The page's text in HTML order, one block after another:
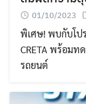
01/10/2023
พิเศษ! พบกับโป
CRETA พร้อมท
รถยนต์